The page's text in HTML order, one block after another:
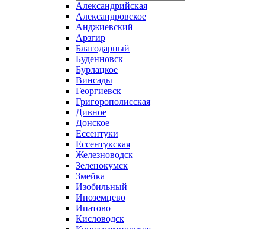
Александрийская
Александровское
Анджиевский
Арзгир
Благодарный
Буденновск
Бурлацкое
Винсады
Георгиевск
Григорополисская
Дивное
Донское
Ессентуки
Ессентукская
Железноводск
Зеленокумск
Змейка
Изобильный
Иноземцево
Ипатово
Кисловодск